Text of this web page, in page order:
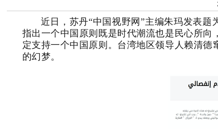
近日，苏丹“中国视野网”主编朱玛发表
指出一个中国原则既是时代潮流也是民心所
定支持一个中国原则。台湾地区领导人赖清
的幻梦。